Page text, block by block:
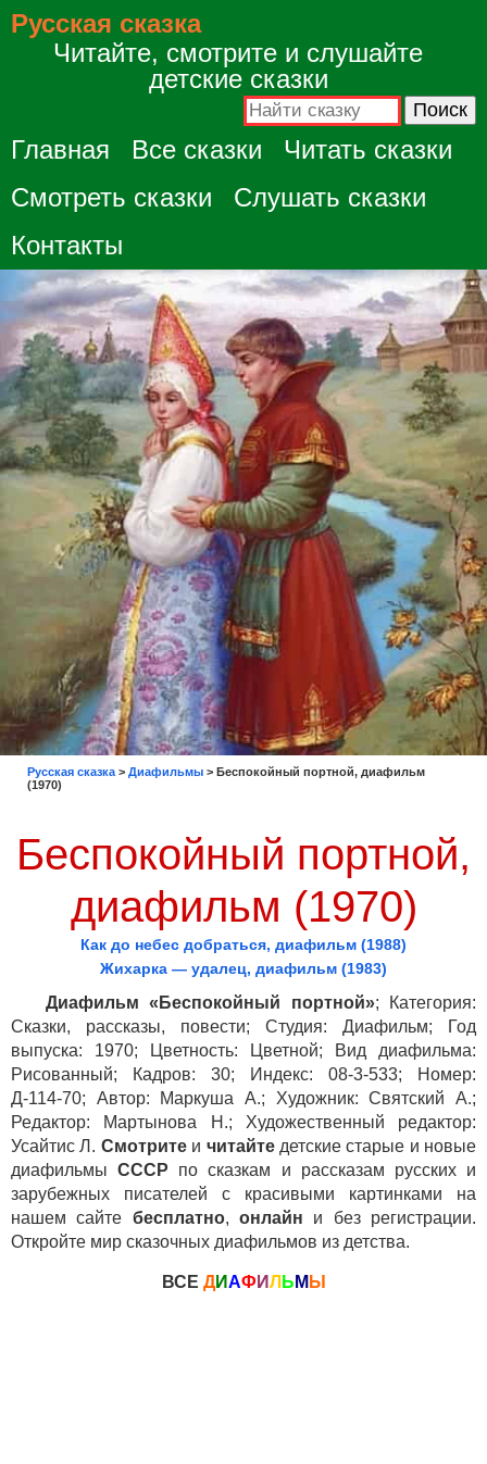
Русская сказка
Читайте, смотрите и слушайте
детские сказки
Главная Все сказки
Читать сказки
Смотреть сказки
Слушать сказки
Контакты
Русская сказка > Диафильмы > Беспокойный портной, диафильм
(1970)
Беспокойный портной,
диафильм (1970)
Как до небес добраться, диафильм (1988)
Жихарка — удалец, диафильм (1983)
Диафильм «Беспокойный портной»; Категория:
Сказки, рассказы, повести; Студия: Диафильм; Год
выпуска: 1970; Цветность: Цветной; Вид диафильма:
Рисованный; Кадров: 30; Индекс: 08-3-533; Номер:
Д-114-70; Автор: Маркуша А.; Художник: Святский А.;
Редактор: Мартынова Н.; Художественный редактор:
Усайтис Л. Смотритеи читайтедетские старые и новые
диафильмыСССР по сказкам и рассказам русских и
зарубежных писателей с красивыми картинками на
нашем сайте бесплатно,онлайн и без регистрации.
Откройте мир сказочных диафильмов из детства.
ВСЕ ДИАФ ИЛ Ь М Ы